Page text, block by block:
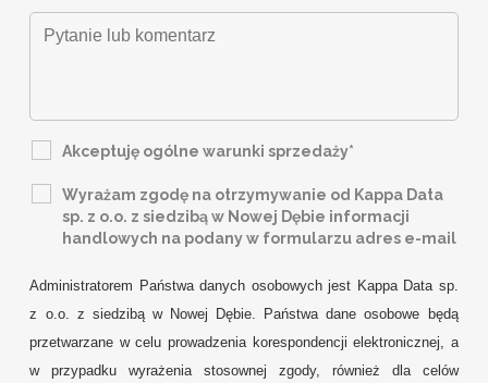
Akceptuję ogólne warunki sprzedaży*
Wyrażam zgodę na otrzymywanie od Kappa Data
sp. z o.o. z siedzibą w Nowej Dębie informacji
handlowych na podany w formularzu adres e-mail
Administratorem Państwa danych osobowych jest Kappa Data sp.
z o.o. z siedzibą w Nowej Dębie. Państwa dane osobowe będą
przetwarzane w celu prowadzenia korespondencji elektronicznej, a
w przypadku wyrażenia stosownej zgody, również dla celów